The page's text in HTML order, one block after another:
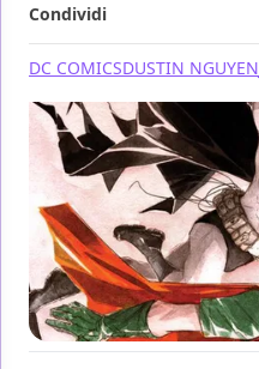
Condividi
DC COMICSDUSTIN NGUYEN